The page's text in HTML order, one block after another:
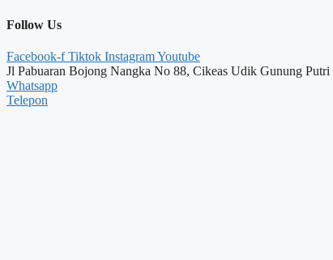
Follow Us
Facebook-f Tiktok InstagramYoutube
Jl Pabuaran Bojong Nangka No 88, Cikeas Udik Gunung
Whatsapp
Telepon